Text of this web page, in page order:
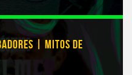
| MITOS DE